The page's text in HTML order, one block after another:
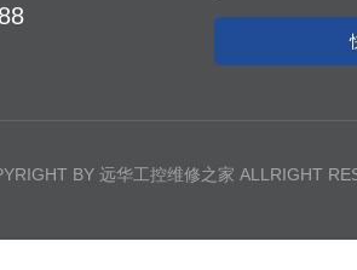
BY 远华工控维修之家 ALLRIGHT